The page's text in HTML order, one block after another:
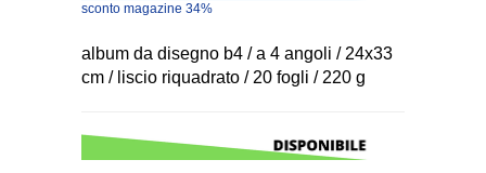
sconto magazine 34%
album da disegno b4 / a 4 angoli / 24x33
cm / liscio riquadrato / 20 fogli / 220 g